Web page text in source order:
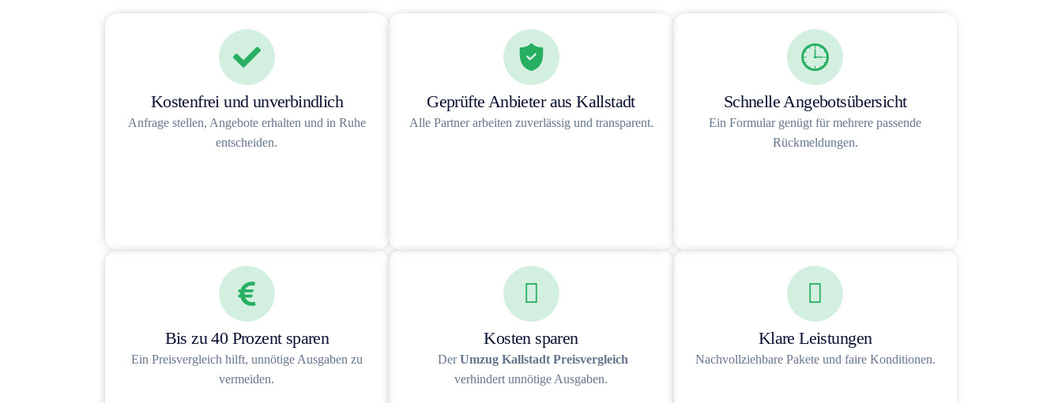
Kostenfrei und unverbindlich
Anfrage stellen, Angebote erhalten und in Ruhe
entscheiden.
Geprüfte Anbieter aus Kallstadt
Alle Partner arbeiten zuverlässig und transparent.
Schnelle Angebotsübersicht
Ein Formular genügt für mehrere passende
Rückmeldungen.
Bis zu 40 Prozent sparen
Ein Preisvergleich hilft, unnötige Ausgaben zu
vermeiden.
Kosten sparen
DerUmzug Kallstadt Preisvergleich
verhindert unnötige Ausgaben.
Klare Leistungen
Nachvollziehbare Pakete und faire Konditionen.